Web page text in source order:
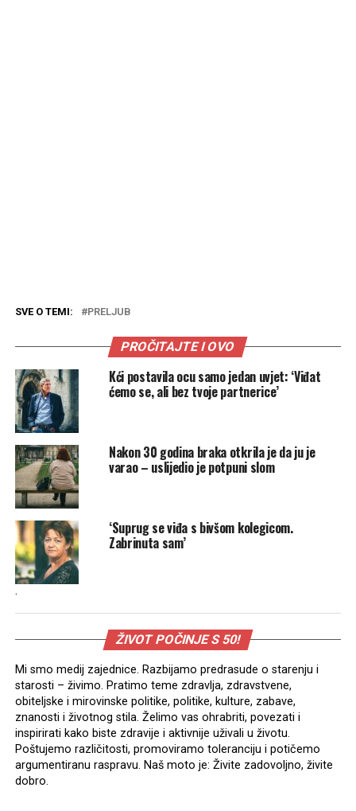
SVE O TEMI: PRELJUB
PROČITAJTE I OVO
Kći postavila ocu samo jedan uvjet: ‘Viđat
ćemo se, ali bez tvoje partnerice’
Nakon 30 godina braka otkrila je da ju je
varao – uslijedio je potpuni slom
‘Suprug se viđa s bivšom kolegicom.
Zabrinuta sam’
.
ŽIVOT POČINJE S 50!
Mi smo medij zajednice. Razbijamo predrasude o starenju i
starosti – živimo. Pratimo teme zdravlja, zdravstvene,
obiteljske i mirovinske politike, politike, kulture, zabave,
znanosti i životnog stila. Želimo vas ohrabriti, povezati i
inspirirati kako biste zdravije i aktivnije uživali u životu.
Poštujemo različitosti, promoviramo toleranciju i potičemo
argumentiranu raspravu. Naš moto je: Živite zadovoljno, živite
dobro.